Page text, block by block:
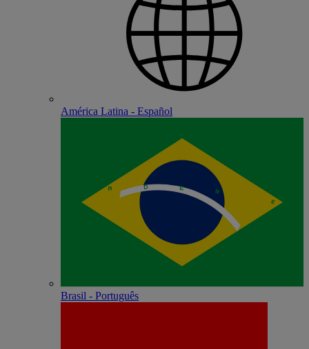
América Latina - Español
Brasil - Português